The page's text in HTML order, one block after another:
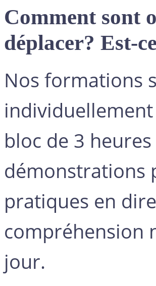
Comment sont
déplacer? Est-
Nos formations
bloc de 3
démonstrations
pratiques en
compréhension
jour.